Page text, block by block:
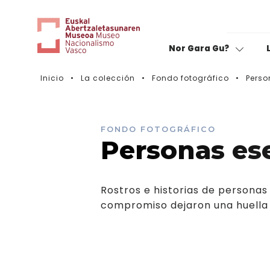
Nor Gara Gu?
Sin fronteras
Expediciones
Caravana de mujeres
Inicio La colección Fondo fotográfico
FONDO FOTOGRÁFICO
Personas
Rostros e historias de
compromiso dejaron una